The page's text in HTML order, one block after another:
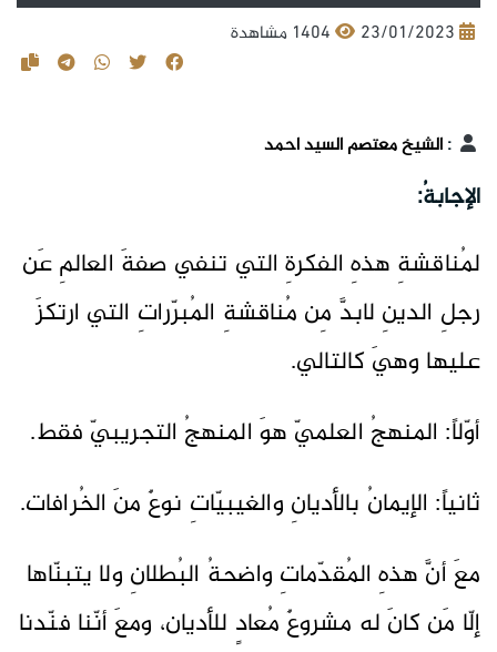
23/01/2023 1404 مشاهدة
:الشيخ معتصم السيد احمد
الإجابةُ:
لمُناقشةِ هذهِ الفكرةِ التي تنفي صفةَ العالمِ عَن
رجلِ الدينِ لابدَّ مِن مُناقشةِ المُبرّراتِ التي ارتكزَ
عليها وهيَ كالتالي.
أوّلاً: المنهجُ العلميّ هوَ المنهجُ التجريبيّ فقط.
ثانياً: الإيمانُ بالأديانِ والغيبيّاتِ نوعٌ منَ الخُرافات.
معَ أنَّ هذهِ المُقدّماتِ واضحةُ البُطلانِ ولا يتبنّاها
إلّا مَن كانَ له مشروعٌ مُعادٍ للأديان، ومعَ أنّنا فنّدنا